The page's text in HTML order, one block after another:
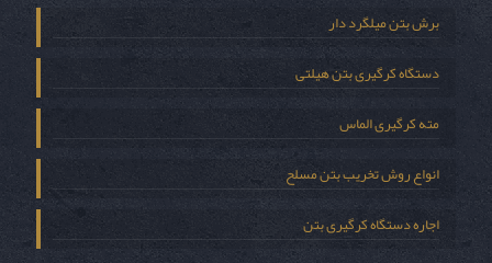
برش بتن میلگرد دار
دستگاه کرگیری بتن هیلتی
مته کرگیری الماس
انواع روش تخریب بتن مسلح
اجاره دستگاه کرگیری بتن